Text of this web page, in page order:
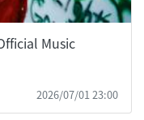
Music
2026/07/01 23:00